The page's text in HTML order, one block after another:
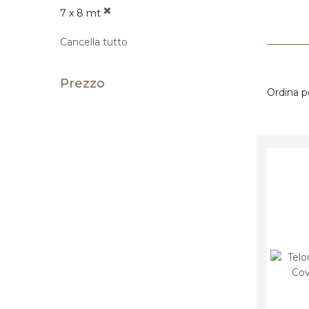
7 x 8 mt
Cancella tutto
Prezzo
Ordina